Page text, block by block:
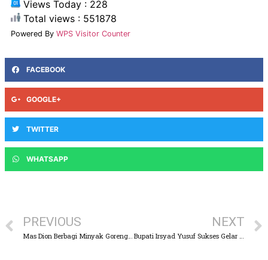
Views Today : 228
Total views : 551878
Powered By WPS Visitor Counter
FACEBOOK
GOOGLE+
TWITTER
WHATSAPP
PREVIOUS
Mas Dion Berbagi Minyak Goreng Untuk Pelaku UMKM Dan Pedagang Gorengan di Kelurahan Pandaan
NEXT
Bupati Irsyad Yusuf Sukses Gelar Pasar Murah Rahmadhan